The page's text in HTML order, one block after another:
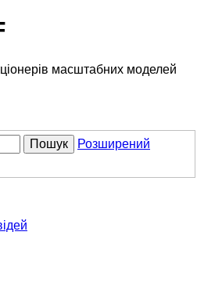
масштабних моделей
Пошук
Розширений